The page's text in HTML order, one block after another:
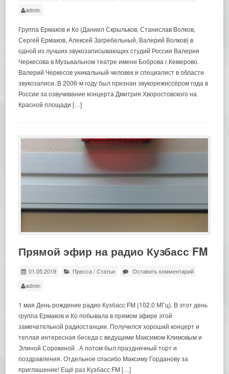
admin
Группа Ермаков и Ко (Даниил Скрыльков, Станислав Волков,
Сергей Ермаков, Алексей Загребельный, Валерий Волков) в
одной из лучших звукозаписывающих студий России Валерия
Черкесова в Музыкальном театре имени Боброва г.Кемерово.
Валерий Черкесов уникальный человек и специалист в области
звукозаписи. В 2006-м году был признан звукорежиссёром года в
России за озвучивание концерта Дмитрия Хворостовского на
Красной площади […]
Прямой эфир на радио Кузбасс FM
01.05.2019 Пресса/Статьи
Оставить комментарий
admin
1 мая День рождение радио Кузбасс FM (102.0 МГц). В этот день
группа Ермаков и Ко побывала в прямом эфире этой
замечательной радиостанции. Получился хороший концерт и
теплая интересная беседа с ведущими Максимом Климовым и
Элиной Сорокиной . А потом был праздничный торт и
поздравления. Отдельное спасибо Максиму Горданову за
приглашение! Ещё раз Кузбасс FM […]